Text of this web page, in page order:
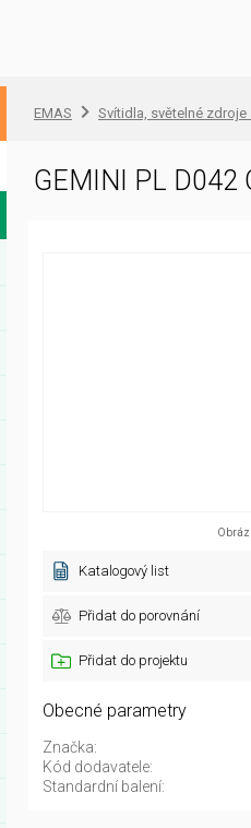
EMAS Svítidla, světelné zdroje
GEMINI PL D042
Katalogový list
Přidat do porovnání
Přidat do projektu
Obecné parametry
Značka:
Kód dodavatele:
Standardní balení: